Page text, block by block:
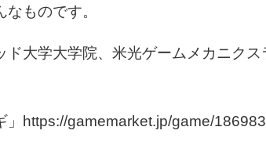
ものです。
ド大学大学院、米光ゲームメカニク
」https://gamemarket.jp/game/186983